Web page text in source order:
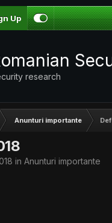
Up
research
Anunturi importante
in Anunturi importante